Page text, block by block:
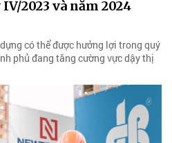
2023 và năm 2024
có thể được hưởng lợi trong quý
phủ đang tăng cường vực dậy thị